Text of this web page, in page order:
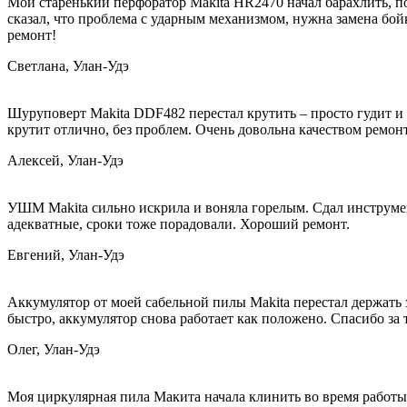
сказал, что проблема с ударным механизмом, нужна замена
ремонт!
Светлана, Улан-Удэ
Шуруповерт Makita DDF482 перестал крутить – просто гудит
крутит отлично, без проблем. Очень довольна качеством
Алексей, Улан-Удэ
УШМ Makita сильно искрила и воняла горелым. Сдал
адекватные, сроки тоже порадовали. Хороший ремонт.
Евгений, Улан-Удэ
Аккумулятор от моей сабельной пилы Makita перестал
быстро, аккумулятор снова работает как положено. Спасибо
Олег, Улан-Удэ
Моя циркулярная пила Макита начала клинить во время